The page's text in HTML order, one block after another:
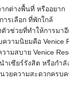
กต่างพื้นที่ หรืออยาก
รเลือก ที่พักใกล้
ตัวช่วยที่ทำให้การมา
วามนิยมคือ Venice
วามสบาย Venice
ำเซียร์รังสิต หรือกำ
นวยความสะดวกครบ